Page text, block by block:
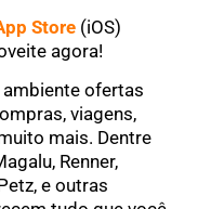
Store (iOS)
agora!
ofertas
viagens,
mais. Dentre
Renner,
e outras